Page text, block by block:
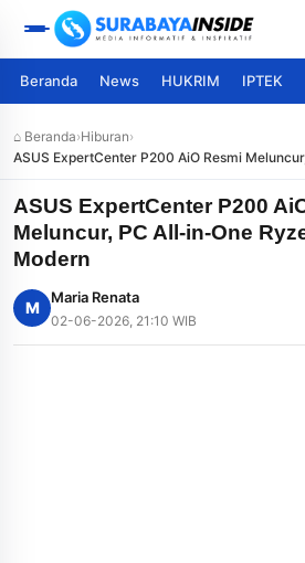
Beranda News HUKRIM IPTEK
⌂ Beranda›Hiburan›
ASUS ExpertCenter P200 AiO Resmi
Kantor Modern
ASUS ExpertCenter P200
Meluncur, PC All-in-One
Modern
M
Maria Renata
02-06-2026, 21:10 WIB